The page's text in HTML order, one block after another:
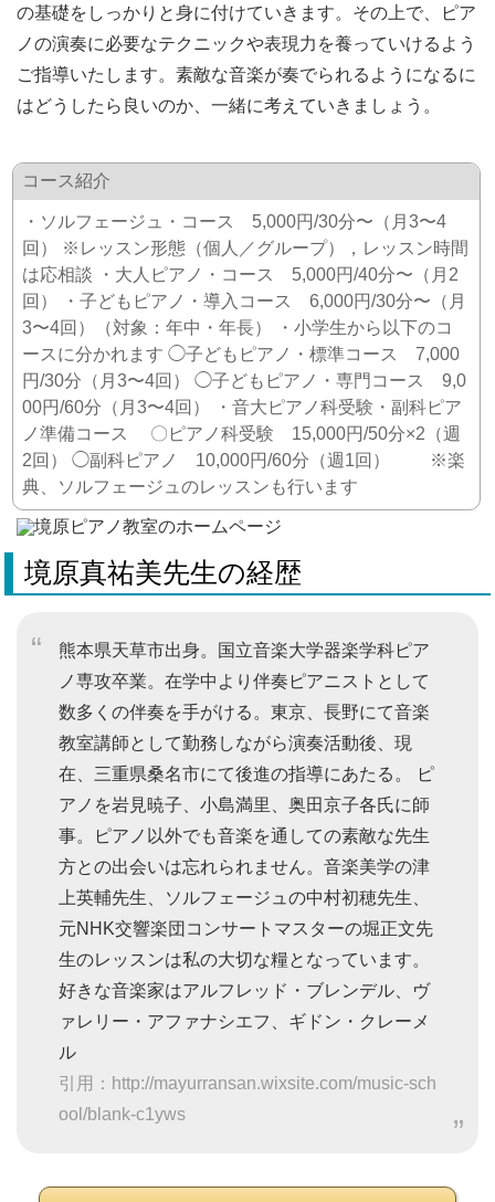
の基礎をしっかりと身に付けていきます。その上で、ピア
ノの演奏に必要なテクニックや表現力を養っていけるよう
ご指導いたします。素敵な音楽が奏でられるようになるに
はどうしたら良いのか、一緒に考えていきましょう。
コース紹介
・ソルフェージュ・コース 5,000円/30分〜（月3〜4
回） ※レッスン形態（個人／グループ），レッスン時間
は応相談 ・大人ピアノ・コース 5,000円/40分〜（月2
回） ・子どもピアノ・導入コース 6,000円/30分〜（月
3〜4回）（対象：年中・年長） ・小学生から以下のコ
ースに分かれます ◯子どもピアノ・標準コース 7,000
円/30分（月3〜4回） ◯子どもピアノ・専門コース 9,0
00円/60分（月3〜4回） ・音大ピアノ科受験・副科ピア
ノ準備コース 〇ピアノ科受験 15,000円/50分×2（週
2回） ◯副科ピアノ 10,000円/60分（週1回） ※楽
典、ソルフェージュのレッスンも行います
境原真祐美先生の経歴
熊本県天草市出身。国立音楽大学器楽学科ピア
ノ専攻卒業。在学中より伴奏ピアニストとして
数多くの伴奏を手がける。東京、長野にて音楽
教室講師として勤務しながら演奏活動後、現
在、三重県桑名市にて後進の指導にあたる。 ピ
アノを岩見暁子、小島満里、奥田京子各氏に師
事。ピアノ以外でも音楽を通しての素敵な先生
方との出会いは忘れられません。音楽美学の津
上英輔先生、ソルフェージュの中村初穂先生、
元NHK交響楽団コンサートマスターの堀正文先
生のレッスンは私の大切な糧となっています。
好きな音楽家はアルフレッド・ブレンデル、ヴ
ァレリー・アファナシエフ、ギドン・クレーメ
ル
引用：http://mayurransan.wixsite.com/music-sch
ool/blank-c1yws